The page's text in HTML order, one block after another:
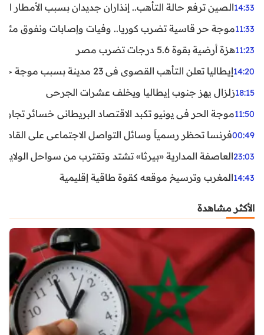
14:33الصين ترفع حالة التأهب.. إنذاران جديدان بسبب الأمطار
11:33موجة حر قاسية تضرب كوريا.. وفيات وإصابات ونفوق مئات
11:23هزة أرضية بقوة 5.6 درجات تضرب مصر
14:20إيطاليا تعلن التأهب القصوى في 23 مدينة بسبب موجة حر شديدة
18:15زلزال يهز جنوب إيطاليا ويخلف عشرات الجرحى
11:50موجة الحر في يونيو تكبد الاقتصاد البريطاني خسائر تجاوزت 1.5 مليار
00:49فرنسا تحظر رسمياً وسائل التواصل الاجتماعي على القاصرين
23:03العاصفة المدارية «بيرثا» تشتد وتقترب من سواحل
14:43المغرب وترسيخ موقعه كقوة طاقية إقليمية
الأكثر مشاهدة